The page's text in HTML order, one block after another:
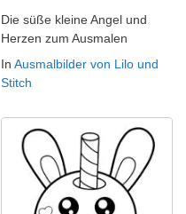
Die süße kleine Angel und
Herzen zum Ausmalen
In Ausmalbilder von Lilo und
Stitch